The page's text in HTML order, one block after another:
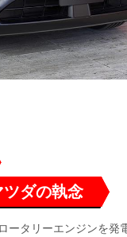
ダの執念
ータリーエンジンを発